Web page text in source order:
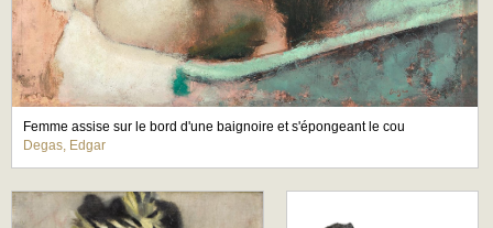
Femme assise sur le bord d'une baignoire et s'épongeant le cou
Degas, Edgar